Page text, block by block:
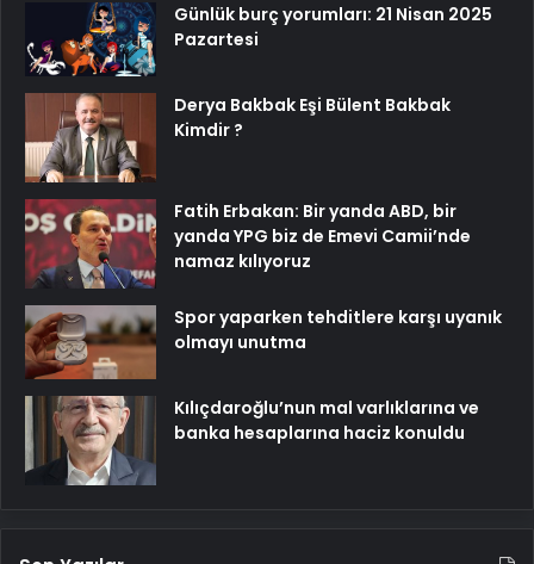
Günlük burç yorumları: 21 Nisan 2025
Pazartesi
Derya Bakbak Eşi Bülent Bakbak
Kimdir ?
Fatih Erbakan: Bir yanda ABD, bir
yanda YPG biz de Emevi Camii’nde
namaz kılıyoruz
Spor yaparken tehditlere karşı uyanık
olmayı unutma
Kılıçdaroğlu’nun mal varlıklarına ve
banka hesaplarına haciz konuldu